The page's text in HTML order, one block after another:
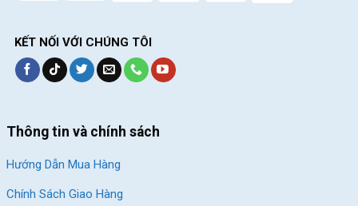
KẾT NỐI VỚI CHÚNG TÔI
Thông tin và chính sách
Hướng Dẫn Mua Hàng
Chính Sách Giao Hàng